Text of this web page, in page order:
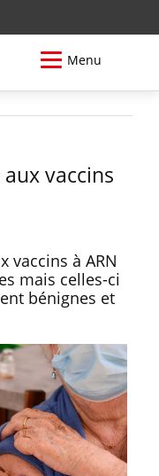
Menu
vaccins
vaccins à ARN
mais celles-ci
bénignes et